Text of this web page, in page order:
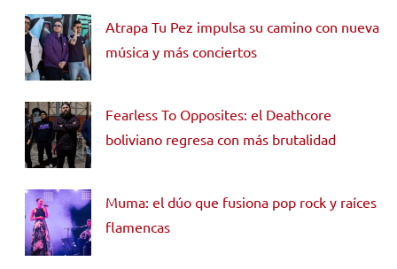
Atrapa Tu Pez impulsa su camino con nueva
música y más conciertos
Fearless To Opposites: el Deathcore
boliviano regresa con más brutalidad
Muma: el dúo que fusiona pop rock y raíces
flamencas